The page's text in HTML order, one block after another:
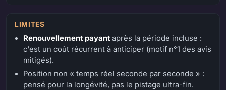
LIMITES
Renouvellement payantaprès la période incluse :
c'est un coût récurrent à anticiper (motif n°1 des avis
mitigés).
Position non « temps réel seconde par seconde » :
pensé pour la longévité, pas le pistage ultra-fin.